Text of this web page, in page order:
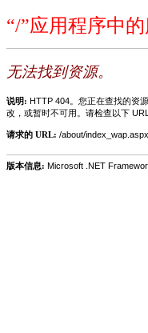
“/”应用程序中的
无法找到资源。
说明: HTTP 404。您正在查找的资
改，或暂时不可用。请检查以下
请求的 URL: /about/index_wap.aspx
版本信息: Microsoft .NET